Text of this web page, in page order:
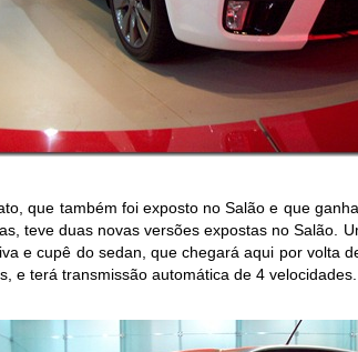
que também foi exposto no Salão e que
teve duas novas versões expostas no Salão.
e cupê do sedan, que chegará aqui por volta
e terá transmissão automática de 4 velocidades.